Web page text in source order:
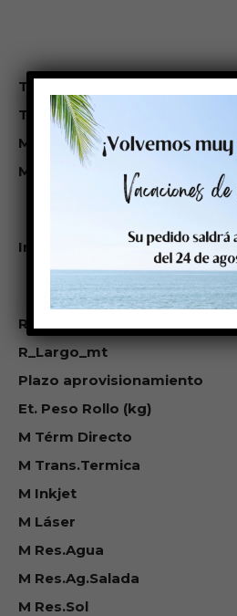
Temperatura de aplicación (°C)
Temperatura de servicio (°C)
M Adhesión Inicial
M Adhesión Final
Impresoras compatibles
R Ancho mm
R_Largo_mt
Plazo aprovisionamiento
Et. Peso Rollo (kg)
M Térm Directo
M Trans.Termica
M Inkjet
M Láser
M Res.Agua
M Res.Ag.Salada
M Res.Sol